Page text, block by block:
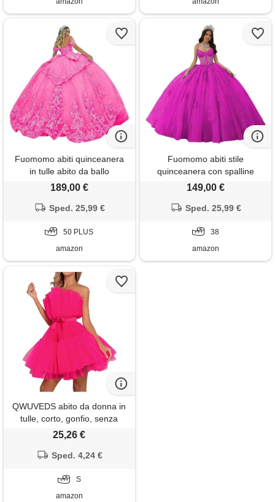
Fuomomo abiti quinceanera
in tulle abito da ballo
scintillanti applicazioni di pizzo
scoperte abito da ballo
lungo mt038
189,00 €
Sped. 25,99 €
50 PLUS
amazon
Fuomomo abiti stile
quinceanera con spalline
sottili abiti stile quinceanera
applicazioni in pizzo abiti
adolescent mt041
149,00 €
Sped. 25,99 €
38
amazon
QWUVEDS abito da donna in
tulle, corto, gonfio, senza
spalline, in rete, per feste di
party, poofy gown, rosa
25,26 €
Sped. 4,24 €
S
amazon